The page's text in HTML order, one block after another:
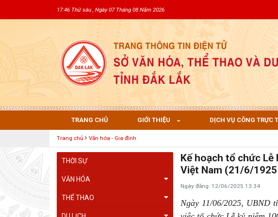
17:46 Thứ sáu , Ngày 07 Tháng 08 Năm 2026
TRANG CHỦ GIỚI THIỆU DỊCH VỤ CÔNG TRỰC
Trang chủ Văn hóa - Gia đình
THỜI SỰ
VĂN HÓA
THỂ THAO
Kế hoạch tổ chức Lễ
Việt Nam (21/6/
Ngày đăng: 12/06/2025 13:34
Ngày 11/06/2025, UBND